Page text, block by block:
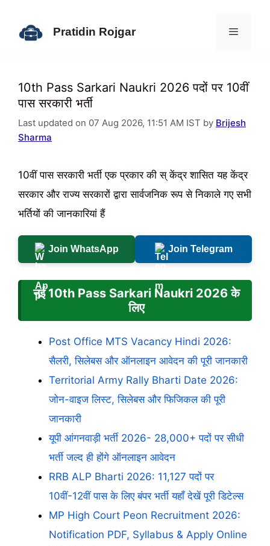
Pratidin Rojgar
10th Pass Sarkari Naukri 2026 पदों पर 10वीं
पास सरकारी भर्ती
Last updated on 07 Aug 2026, 11:51 AM IST by Brijesh
Sharma
10वीं पास सरकारी भर्ती एक प्रकार की स् केंद्र शासित यह केंद्र
सरकार और राज्य सरकारों द्वारा सार्वजनिक रूप से निकाले गए सभी
भर्तियों की जानकारियां हैं
Join WhatsApp Join Telegram
नई 10th Pass Sarkari Naukri 2026 के
लिए
Post Office MTS Vacancy Hindi 2026:
सैलरी, सिलेबस और ऑनलाइन आवेदन की पूरी जानकारी
Territorial Army Rally Bharti Date 2026:
जोन-वाइज लिस्ट, सिलेबस और फिजिकल की पूरी
जानकारी
यूपी आंगनवाड़ी भर्ती 2026- 28,000+ पदों पर सीधी
भर्ती जल्द ही होंगे ऑनलाइन आवेदन
RRB ALP Bharti 2026: 11,127 पदों पर
10वीं-12वीं पास के लिए बंपर भर्ती यहाँ देखें पूरी डिटेल्स
MP High Court Peon Recruitment 2026:
Notification PDF, Syllabus & Apply Online